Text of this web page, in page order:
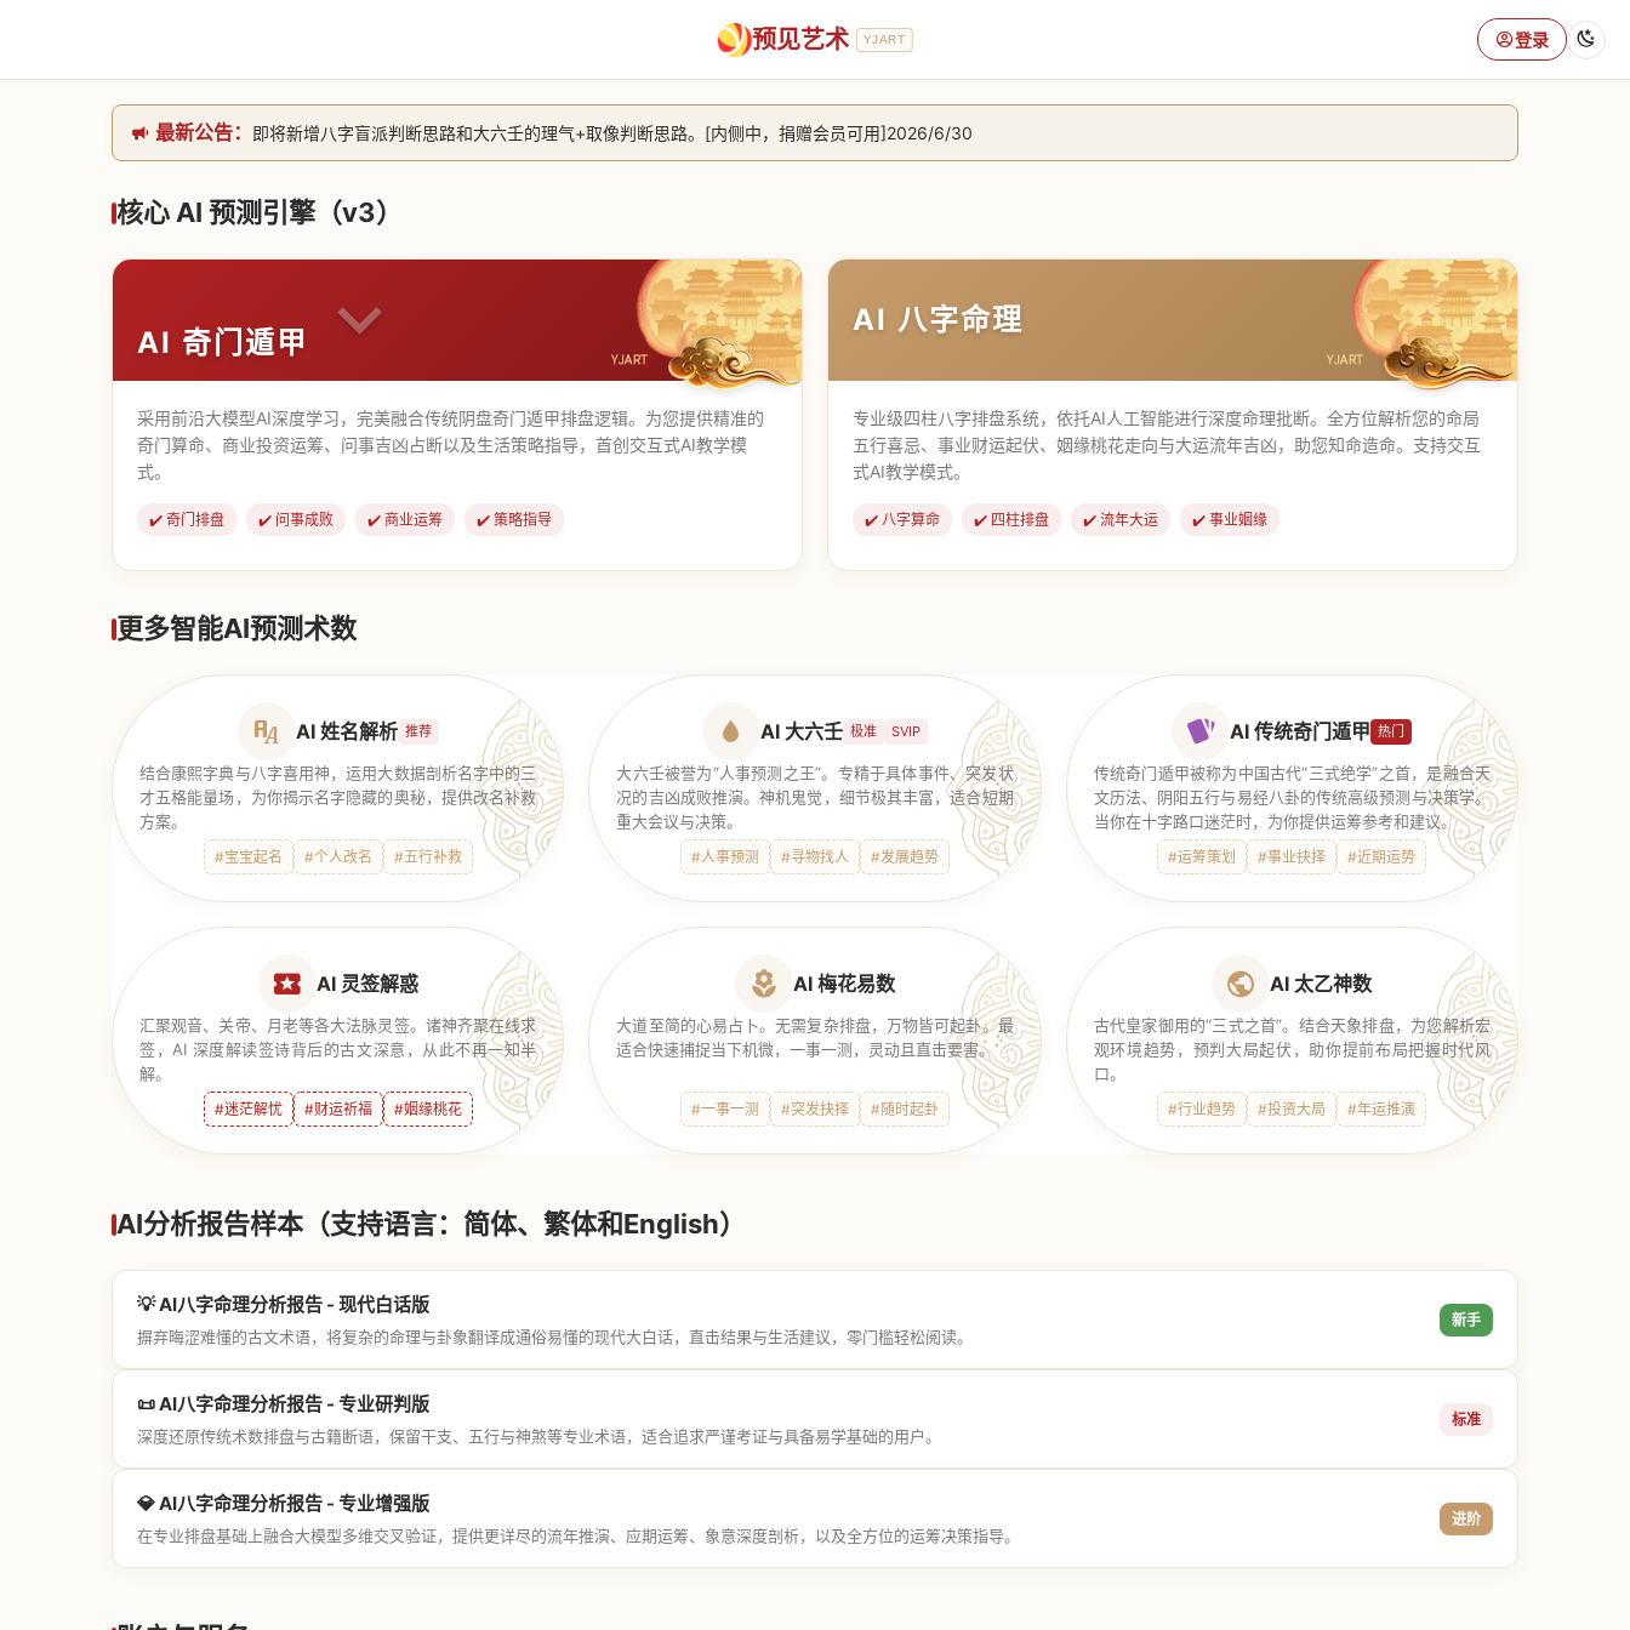
预见艺术 YJART 登录
最新公告：
即将新增八字盲派判断思路和大六壬的理气+取像判断思路。[内侧中，捐赠会员可用]2026/6/30
网站升级完成，升级全模块的算法，限时开放用户注册。2026/6/27
致老用户的一封信，旧站充值会员开放注册截止到8月25日 2026/2/25
核心 AI 预测引擎（v3）
AI 奇门遁甲
采用前沿大模型AI深度学习，完美融合传统阴盘奇门遁甲排盘逻辑。为您提供精准的
奇门算命、商业投资运筹、问事吉凶占断以及生活策略指导，首创交互式AI教学模
式。
✔️ 奇门排盘 ✔️ 问事成败 ✔️ 商业运筹 ✔️ 策略指导
【道家奇门】 【传统奇门】
AI 八字命理
专业级四柱八字排盘系统，依托AI人工智能进行深度命理批断。全方位解析您的命局
五行喜忌、事业财运起伏、姻缘桃花走向与大运流年吉凶，助您知命造命。支持交互
式AI教学模式。
✔️ 八字算命 ✔️ 四柱排盘 ✔️ 流年大运 ✔️ 事业姻缘
更多智能AI预测术数
AI 姓名解析 推荐
结合康熙字典与八字喜用神，运用大数据剖析名字中的三
才五格能量场，为你揭示名字隐藏的奥秘，提供改名补救
方案。
#宝宝起名 #个人改名 #五行补救
AI 大六壬 极准 SVIP
大六壬被誉为“人事预测之王”。专精于具体事件、突发状
况的吉凶成败推演。神机鬼觉，细节极其丰富，适合短期
重大会议与决策。
#人事预测 #寻物找人 #发展趋势
AI 传统奇门遁甲 热门
传统奇门遁甲被称为中国古代“三式绝学”之首，是融合天
文历法、阴阳五行与易经八卦的传统高级预测与决策学。
当你在十字路口迷茫时，为你提供运筹参考和建议。
#运筹策划 #事业抉择 #近期运势
AI 灵签解惑
汇聚观音、关帝、月老等各大法脉灵签。诸神齐聚在线求
签，AI 深度解读签诗背后的古文深意，从此不再一知半
解。
#迷茫解忧 #财运祈福 #姻缘桃花
AI 梅花易数
大道至简的心易占卜。无需复杂排盘，万物皆可起卦。最
适合快速捕捉当下机微，一事一测，灵动且直击要害。
#一事一测 #突发抉择 #随时起卦
AI 太乙神数
古代皇家御用的“三式之首”。结合天象排盘，为您解析宏
观环境趋势，预判大局起伏，助你提前布局把握时代风
口。
#行业趋势 #投资大局 #年运推演
AI分析报告样本（支持语言：简体、繁体和English）
💡 AI八字命理分析报告 - 现代白话版
摒弃晦涩难懂的古文术语，将复杂的命理与卦象翻译成通俗易懂的现代大白话，直击结果与生活建议，零门槛轻松阅读。
新手
📜 AI八字命理分析报告 - 专业研判版
深度还原传统术数排盘与古籍断语，保留干支、五行与神煞等专业术语，适合追求严谨考证与具备易学基础的用户。
标准
💎 AI八字命理分析报告 - 专业增强版
在专业排盘基础上融合大模型多维交叉验证，提供更详尽的流年推演、应期运筹、象意深度剖析，以及全方位的运筹决策指导。
进阶